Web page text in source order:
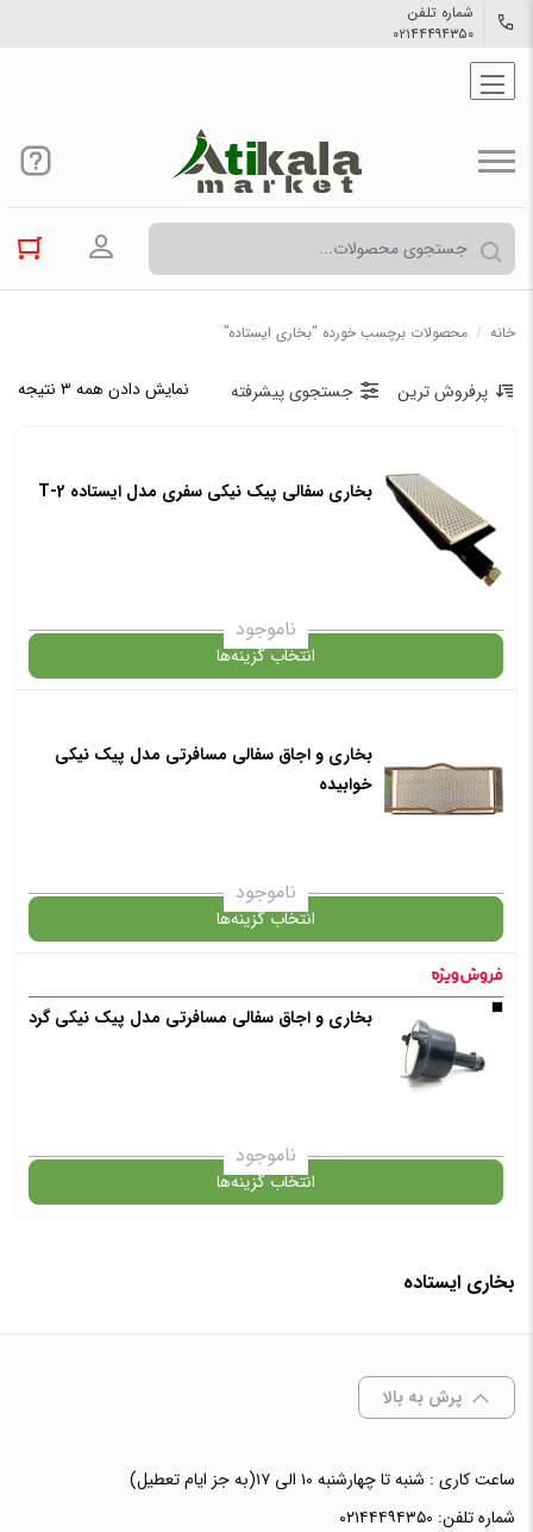
شماره تلفن
۰۲۱۴۴۴۹۴۳۵۰
ورود به
خانه / محصولات برچسب خورده “بخاری ایستاده”
نمایش دادن همه ۳ نتیجه پرفروش ترین جستجوی پیشرفته
بخاری سفالی پیک نیکی سفری مدل ایستاده T-2
ناموجود
انتخاب گزینه‌ها
در حال حاضر این محصول در انبار موجود نیست و در دسترس نمی باشد.
✧ چت با پشتیبان واتس آپ
بخاری و اجاق سفالی مسافرتی مدل پیک نیکی
خوابیده
ناموجود
انتخاب گزینه‌ها
در حال حاضر این محصول در انبار موجود نیست و در دسترس نمی باشد.
✧ چت با پشتیبان واتس آپ
بخاری و اجاق سفالی مسافرتی مدل پیک نیکی گرد
ناموجود
انتخاب گزینه‌ها
گارانتی
بخاری ایستاده
پرش به بالا
ساعت کاری : شنبه تا چهارشنبه ۱۰ الی ۱۷(به جز ایام تعطیل)
شماره تلفن: ۰۲۱۴۴۴۹۴۳۵۰